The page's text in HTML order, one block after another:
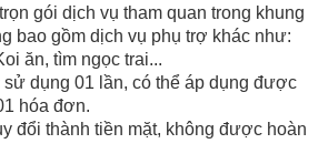
gói dịch vụ tham quan trong khung
bao gồm dịch vụ phụ trợ khác như:
ăn, tìm ngọc trai...
dụng 01 lần, có thể áp dụng được
hóa đơn.
đổi thành tiền mặt, không được hoàn